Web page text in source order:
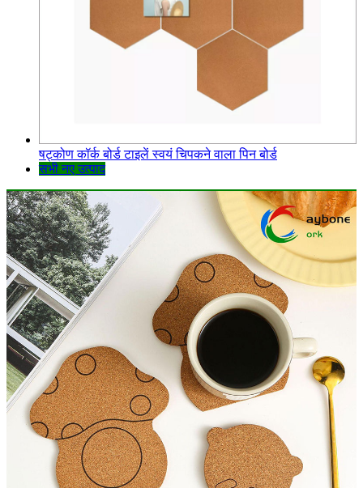
षट्कोण कॉर्क बोर्ड टाइलें स्वयं चिपकने वाला पिन बोर्ड
सभी नए उत्पाद